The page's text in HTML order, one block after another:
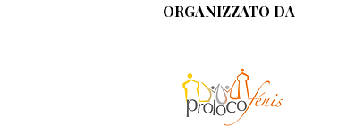
ORGANIZZATO DA